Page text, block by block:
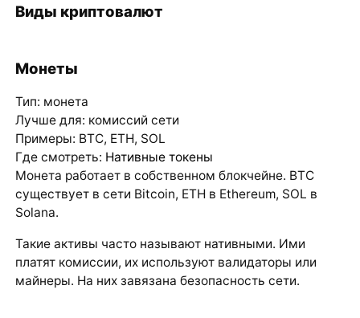
Виды криптовалют
Монеты
Тип: монета
Лучше для: комиссий сети
Примеры: BTC, ETH, SOL
Где смотреть: Нативные токены
Монета работает в собственном блокчейне. BTC
существует в сети Bitcoin, ETH в Ethereum, SOL в
Solana.
Такие активы часто называют нативными. Ими
платят комиссии, их используют валидаторы или
майнеры. На них завязана безопасность сети.